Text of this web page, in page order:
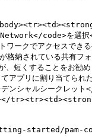
code>を選
ークでアクセスで
納されている共有フ
短くすることをお
に割り当てられた
ンシャルシーク
td></
started/pam-